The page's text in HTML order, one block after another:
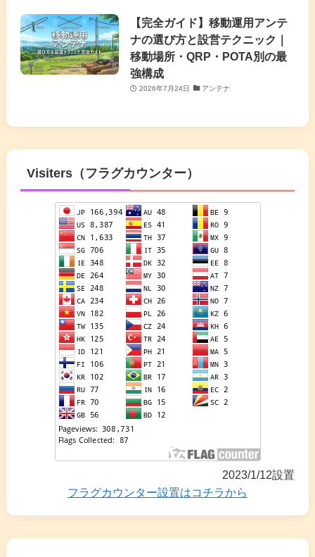
【完全ガイド】移動運用アンテ
ナの選び方と設営テクニック｜
移動場所・QRP・POTA別の最
強構成
2026年7月24日 アンテナ
Visiters（フラグカウンター）
2023/1/12設置
フラグカウンター設置はコチラから